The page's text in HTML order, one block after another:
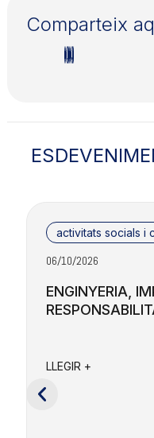
Comparteix
activitats socials i
06/10/2026
ENGINYERIA,
LLEGIR +